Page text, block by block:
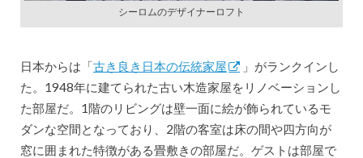
シーロムのデザイナーロフト
日本からは「古き良き日本の伝統家屋
」がランクインし
た。1948年に建てられた古い木造家屋をリノベーションし
た部屋だ。1階のリビングは壁一面に絵が飾られているモ
ダンな空間となっており、2階の客室は床の間や四方向が
窓に囲まれた特徴がある畳敷きの部屋だ。ゲストは部屋で